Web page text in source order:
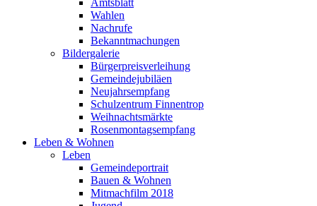
Amtsblatt
Wahlen
Nachrufe
Bekanntmachungen
Bildergalerie
Bürgerpreisverleihung
Gemeindejubiläen
Neujahrsempfang
Schulzentrum Finnentrop
Weihnachtsmärkte
Rosenmontagsempfang
Leben & Wohnen
Leben
Gemeindeportrait
Bauen & Wohnen
Mitmachfilm 2018